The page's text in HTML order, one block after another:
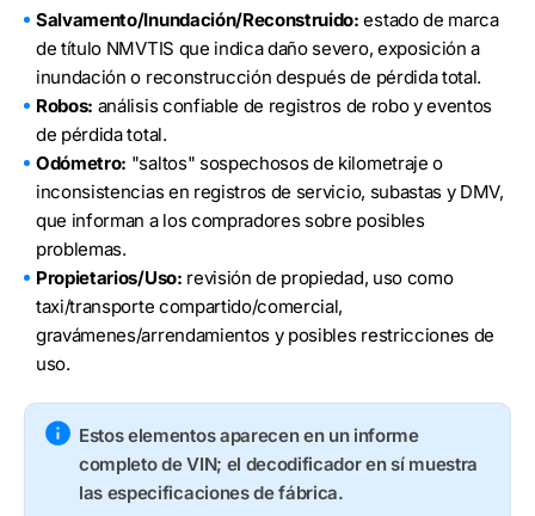
Salvamento/Inundación/Reconstruido: estado de marca
de título NMVTIS que indica daño severo, exposición a
inundación o reconstrucción después de pérdida total.
Robos: análisis confiable de registros de robo y eventos
de pérdida total.
Odómetro: "saltos" sospechosos de kilometraje o
inconsistencias en registros de servicio, subastas y DMV,
que informan a los compradores sobre posibles
problemas.
Propietarios/Uso: revisión de propiedad, uso como
taxi/transporte compartido/comercial,
gravámenes/arrendamientos y posibles restricciones de
uso.
Estos elementos aparecen en un informe
completo de VIN; el decodificador en sí muestra
las especificaciones de fábrica.